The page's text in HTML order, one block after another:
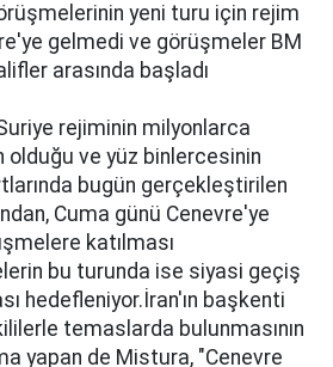
yeni turu için rejim
gelmedi ve görüşmeler BM
arasında başladı
rejiminin milyonlarca
olduğu ve yüz binlercesinin
bugün gerçekleştirilen
Cuma günü Cenevre'ye
katılması
bu turunda ise siyasi geçiş
hedefleniyor.İran'ın başkenti
temaslarda bulunmasının
yapan de Mistura, "Cenevre